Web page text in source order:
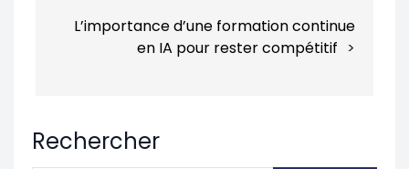
L’importance d’une formation continue
en IA pour rester compétitif
Rechercher